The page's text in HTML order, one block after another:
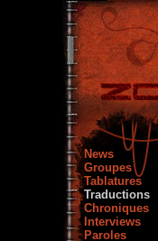
News
Groupes
Tablatures
Traductions
Chroniques
Interviews
Paroles